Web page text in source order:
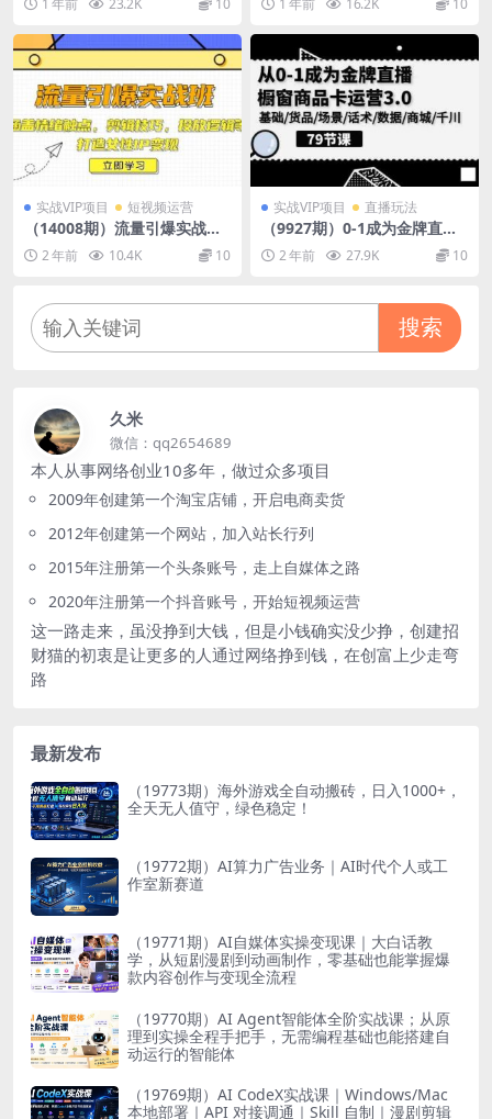
放逻辑拆解，自动规则设置
1 年前 23.2K 10
起号，复制粘贴，轻松矩阵…
1 年前 16.2K 10
实战VIP项目 短视频运营
（14008期）流量引爆实战
班，涵盖情绪触点，剪辑技
巧，投放逻辑等，打造女性IP
2 年前 10.4K 10
实战VIP项目 直播玩法
（9927期）0-1成为金牌直播-
橱窗商品卡运营3.0，基础/货
品/场景/话术/数据/商城/千川
2 年前 27.9K 10
搜索
久米
微信：qq2654689
本人从事网络创业10多年，做过众多项目
2009年创建第一个淘宝店铺，开启电商卖货
2012年创建第一个网站，加入站长行列
2015年注册第一个头条账号，走上自媒体之路
2020年注册第一个抖音账号，开始短视频运营
这一路走来，虽没挣到大钱，但是小钱确实没少挣，创建招
财猫的初衷是让更多的人通过网络挣到钱，在创富上少走弯
路
最新发布
（19773期）海外游戏全自动搬砖，日入1000+，
全天无人值守，绿色稳定！
（19772期）AI算力广告业务｜AI时代个人或工
作室新赛道
（19771期）AI自媒体实操变现课｜大白话教
学，从短剧漫剧到动画制作，零基础也能掌握爆
款内容创作与变现全流程
（19770期）AI Agent智能体全阶实战课；从原
理到实操全程手把手，无需编程基础也能搭建自
动运行的智能体
（19769期）AI CodeX实战课｜Windows/Mac
本地部署｜API 对接调通｜Skill 自制｜漫剧剪辑